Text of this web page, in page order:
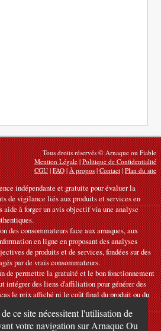
ce site nécessitent l'utilisation de
votre navigation sur Arnaque Ou
Tous droits réservés © Arnaque ou Fiable
Mention Légale|Politique de Confidentialité
CGU|FAQ|À propos|Contact|Plan du site
indépendante et gratuite pour évaluer la
de vigilance liés aux produits et services en
aide à forger un avis objectif via une analyse
des consommateurs face aux arnaques, aux
en ligne en proposant des analyses
de produits et de services, fondées sur des
par de vrais consommateurs.
de permettre la gratuité et le bon fonctionnement
intégrer des liens d'affiliation pour générer des
le prix affiché ni le coût final du produit ou du
des avis personnels et ne constituent pas
informations fournies sont indicatives et